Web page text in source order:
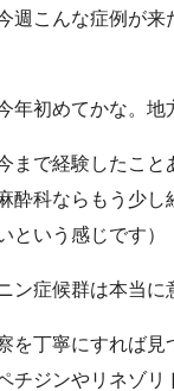
こんな症例が来
初めてかな。地
で経験したこと
酔科ならもう少
という感じです）
症候群は本当に
丁寧にすれば見
チジンやリネゾ